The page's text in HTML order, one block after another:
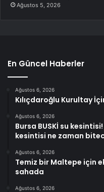
Ağustos 5, 2026
En Güncel Haberler
Ağustos 6, 2026
Kılıçdaroğlu Kurultay
Ağustos 6, 2026
Bursa BUSKİ su
kesintisi ne zaman
Ağustos 6, 2026
Temiz bir Maltepe için
sahada
Ağustos 6, 2026